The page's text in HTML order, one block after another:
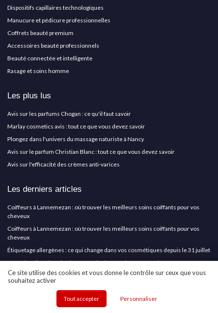
Dispositifs capillaires technologiques
Manucure et pédicure professionnelles
Coffrets beauté premium
Accessoires beauté professionnels
Beauté connectée et intelligente
Rasage et soins homme
Les plus lus
Avis sur les parfums Chogan : ce qu'il faut savoir
Marlay cosmetics avis : tout ce que vous devez savoir
Plongez dans l'univers du massage naturiste à Nancy
Avis sur le parfum Christian Blanc : tout ce que vous devez savoir
Avis sur l'efficacité des crèmes anti-varices
Les derniers articles
Coiffeurs à Lannemezan : où trouver les meilleurs soins coiffants pour vos
cheveux
Coiffeurs à Lannemezan : où trouver les meilleurs soins coiffants pour vos
cheveux
Étiquetage allergènes : ce qui change dans vos cosmétiques depuis le 31 juillet
KF Barber, l’art du soin cheveux et barbe pour homme moderne
Test PHYTODESS DENSIPHYL Anti-chute : un vrai rituel complet, mais pas
magique non plus
Cosmetics Insiders
Ce site utilise des cookies et vous donne le contrôle sur ceux que vous
souhaitez activer
Tout accepter Personnaliser